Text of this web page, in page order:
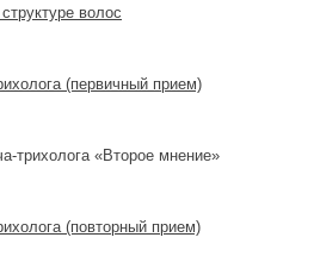
волос
(первичный прием)
трихолога «Второе мнение»
(повторный прием)